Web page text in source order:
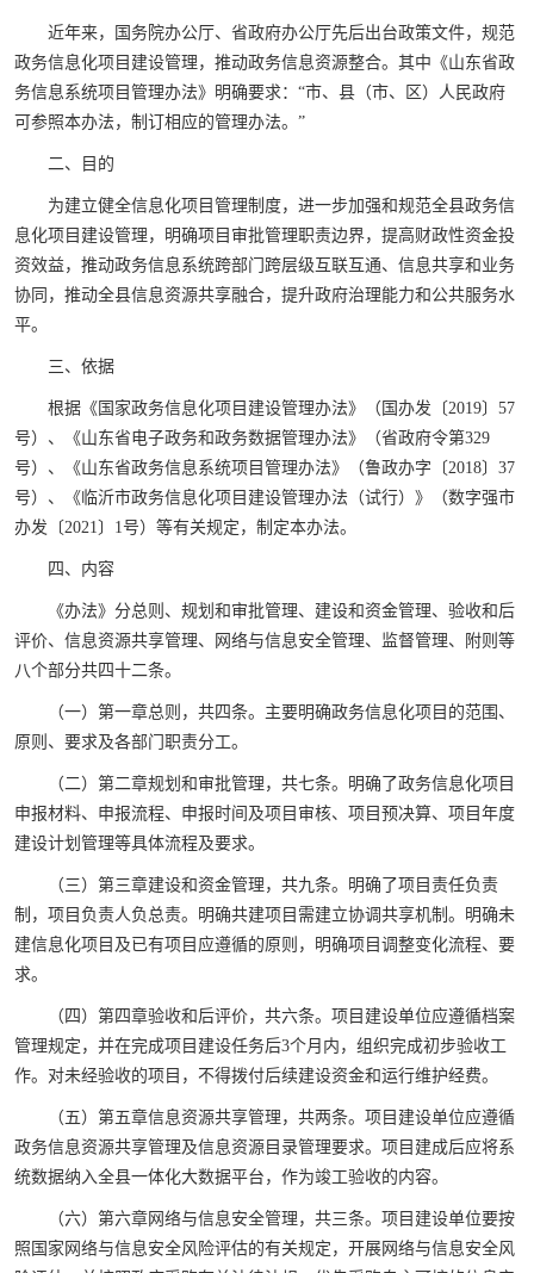
近年来，国务院办公厅、省政府办公厅先后出台政策文件，规范
政务信息化项目建设管理，推动政务信息资源整合。其中《山东省政
务信息系统项目管理办法》明确要求：“市、县（市、区）人民政府
可参照本办法，制订相应的管理办法。”
二、目的
为建立健全信息化项目管理制度，进一步加强和规范全县政务信
息化项目建设管理，明确项目审批管理职责边界，提高财政性资金投
资效益，推动政务信息系统跨部门跨层级互联互通、信息共享和业务
协同，推动全县信息资源共享融合，提升政府治理能力和公共服务水
平。
三、依据
根据《国家政务信息化项目建设管理办法》（国办发〔2019〕57
号）、《山东省电子政务和政务数据管理办法》（省政府令第329
号）、《山东省政务信息系统项目管理办法》（鲁政办字〔2018〕37
号）、《临沂市政务信息化项目建设管理办法（试行）》（数字强市
办发〔2021〕1号）等有关规定，制定本办法。
四、内容
《办法》分总则、规划和审批管理、建设和资金管理、验收和后
评价、信息资源共享管理、网络与信息安全管理、监督管理、附则等
八个部分共四十二条。
（一）第一章总则，共四条。主要明确政务信息化项目的范围、
原则、要求及各部门职责分工。
（二）第二章规划和审批管理，共七条。明确了政务信息化项目
申报材料、申报流程、申报时间及项目审核、项目预决算、项目年度
建设计划管理等具体流程及要求。
（三）第三章建设和资金管理，共九条。明确了项目责任负责
制，项目负责人负总责。明确共建项目需建立协调共享机制。明确未
建信息化项目及已有项目应遵循的原则，明确项目调整变化流程、要
求。
（四）第四章验收和后评价，共六条。项目建设单位应遵循档案
管理规定，并在完成项目建设任务后3个月内，组织完成初步验收工
作。对未经验收的项目，不得拨付后续建设资金和运行维护经费。
（五）第五章信息资源共享管理，共两条。项目建设单位应遵循
政务信息资源共享管理及信息资源目录管理要求。项目建成后应将系
统数据纳入全县一体化大数据平台，作为竣工验收的内容。
（六）第六章网络与信息安全管理，共三条。项目建设单位要按
照国家网络与信息安全风险评估的有关规定，开展网络与信息安全风